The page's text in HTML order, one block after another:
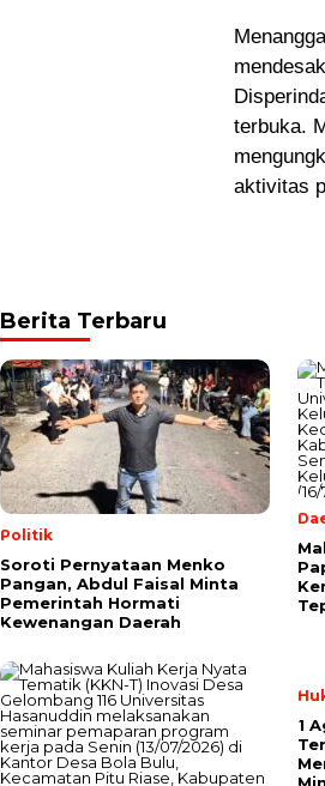
terbuka.
aktivitas
Berita Terbaru
Politik
Soroti Pernyataan Menko
Pangan, Abdul Faisal Minta
Pemerintah Hormati
Kewenangan Daerah
1